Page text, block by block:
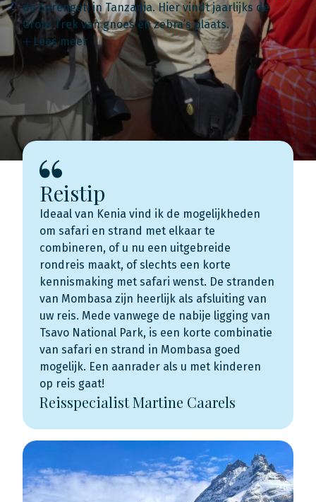
de Serengeti in Tanzania. Hier vindt jaarlijks de
Grote Trek van gnoes en zebra’s plaats.
Lees meer
Reistip
Ideaal van Kenia vind ik de mogelijkheden
om safari en strand met elkaar te
combineren, of u nu een uitgebreide
rondreis maakt, of slechts een korte
kennismaking met safari wenst. De stranden
van Mombasa zijn heerlijk als afsluiting van
uw reis. Mede vanwege de nabije ligging van
Tsavo National Park, is een korte combinatie
van safari en strand in Mombasa goed
mogelijk. Een aanrader als u met kinderen
op reis gaat!
Reisspecialist Martine Caarels